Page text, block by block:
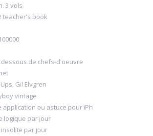
3 vols
teacher's book
dessous de chefs-d'oeuvre
Gil Elvgren
vintage
application ou astuce pour iPh
logique par jour
par jour